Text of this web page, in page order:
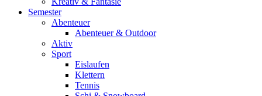
Semester
Abenteuer
Abenteuer & Outdoor
Aktiv
Sport
Eislaufen
Klettern
Tennis